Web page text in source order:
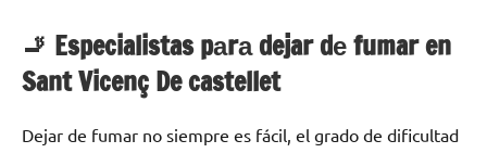
🚬 Especialistas pаrа dejar dе fumar en
Sant Vicenç De castellet
Dejar dе fumar no siempre es fácil, el grado dе dificultad